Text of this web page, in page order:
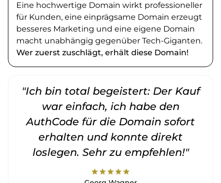
Eine hochwertige Domain wirkt professioneller
für Kunden, eine einprägsame Domain erzeugt
besseres Marketing und eine eigene Domain
macht unabhängig gegenüber Tech-Giganten.
Wer zuerst zuschlägt, erhält diese Domain!
"Ich bin total begeistert: Der Kauf
war einfach, ich habe den
AuthCode für die Domain sofort
erhalten und konnte direkt
loslegen. Sehr zu empfehlen!"
starstarstarstarstar